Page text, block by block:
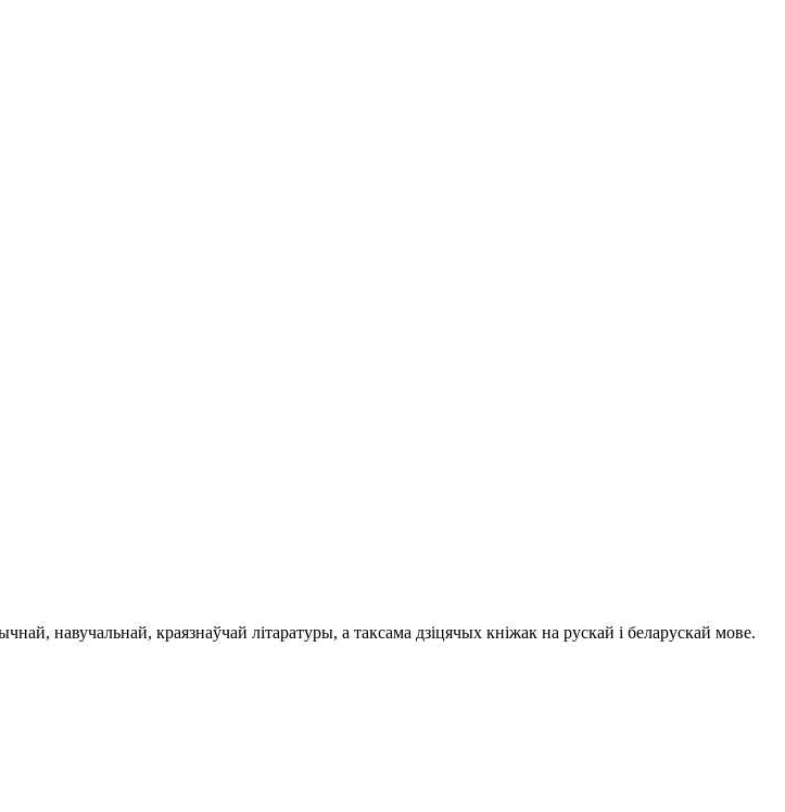
навучальнай, краязнаўчай літаратуры, а таксама дзіцячых кніжак на рускай і беларускай мове.